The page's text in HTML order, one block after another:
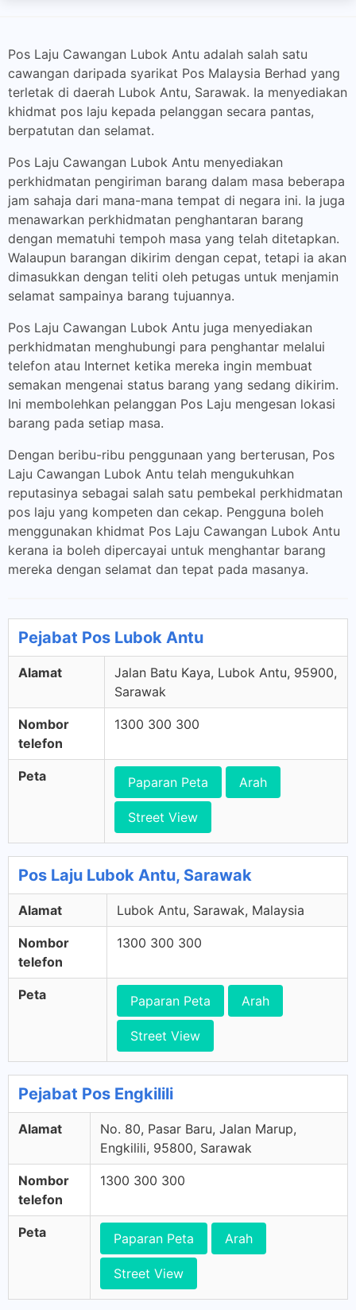
Pos Laju Cawangan Lubok Antu adalah salah satu
cawangan daripada syarikat Pos Malaysia Berhad yang
terletak di daerah Lubok Antu, Sarawak. Ia menyediakan
khidmat pos laju kepada pelanggan secara pantas,
berpatutan dan selamat.
Pos Laju Cawangan Lubok Antu menyediakan
perkhidmatan pengiriman barang dalam masa beberapa
jam sahaja dari mana-mana tempat di negara ini. Ia juga
menawarkan perkhidmatan penghantaran barang
dengan mematuhi tempoh masa yang telah ditetapkan.
Walaupun barangan dikirim dengan cepat, tetapi ia akan
dimasukkan dengan teliti oleh petugas untuk menjamin
selamat sampainya barang tujuannya.
Pos Laju Cawangan Lubok Antu juga menyediakan
perkhidmatan menghubungi para penghantar melalui
telefon atau Internet ketika mereka ingin membuat
semakan mengenai status barang yang sedang dikirim.
Ini membolehkan pelanggan Pos Laju mengesan lokasi
barang pada setiap masa.
Dengan beribu-ribu penggunaan yang berterusan, Pos
Laju Cawangan Lubok Antu telah mengukuhkan
reputasinya sebagai salah satu pembekal perkhidmatan
pos laju yang kompeten dan cekap. Pengguna boleh
menggunakan khidmat Pos Laju Cawangan Lubok Antu
kerana ia boleh dipercayai untuk menghantar barang
mereka dengan selamat dan tepat pada masanya.
Pejabat Pos Lubok Antu
Alamat
Jalan Batu Kaya, Lubok Antu, 95900,
Sarawak
Nombor
telefon
1300 300 300
Peta Paparan Peta Arah
Street View
Pos Laju Lubok Antu, Sarawak
Alamat Lubok Antu, Sarawak, Malaysia
Nombor
telefon
1300 300 300
Peta Paparan Peta Arah
Street View
Pejabat Pos Engkilili
Alamat
No. 80, Pasar Baru, Jalan Marup,
Engkilili, 95800, Sarawak
Nombor
telefon
1300 300 300
Peta Paparan Peta Arah
Street View